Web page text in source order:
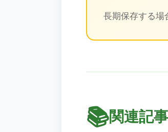
長期保存する場
📚関連記事